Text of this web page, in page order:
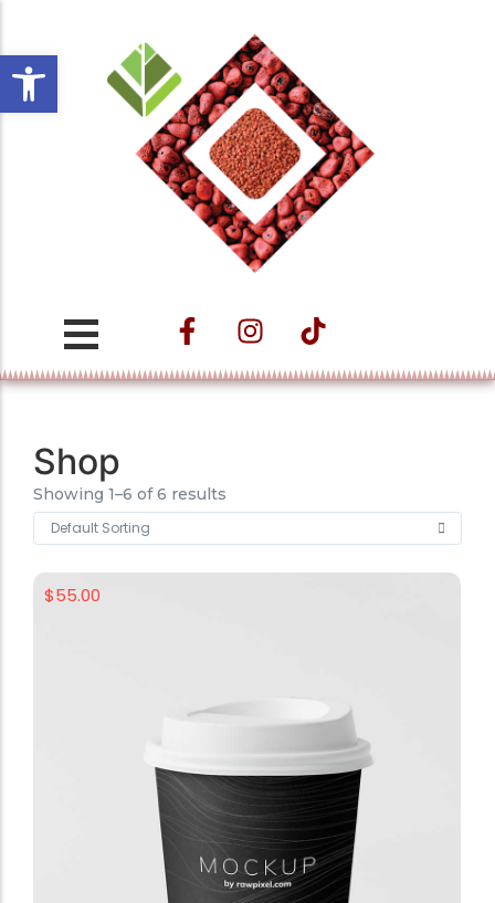
Open toolbar
Projeto ESTAÇÃO
CULTURAL VELHO DA
Shop
Showing 1–6 of 6 results
$55.00
Add to Cart